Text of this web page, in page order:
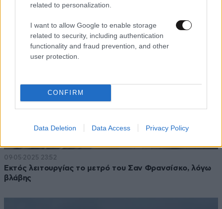
related to personalization.
I want to allow Google to enable storage
related to security, including authentication
functionality and fraud prevention, and other
user protection.
CONFIRM
Data Deletion Data Access Privacy Policy
09·05·2025 23:52
Εκτός λειτουργίας το μετρό του Σαν Φρανσίσκο, λόγω
βλάβης